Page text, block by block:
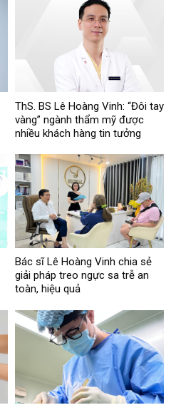
ThS. BS Lê Hoàng Vinh: “Đôi tay
vàng” ngành thẩm mỹ được
nhiều khách hàng tin tưởng
Bác sĩ Lê Hoàng Vinh chia sẻ
giải pháp treo ngực sa trễ an
toàn, hiệu quả